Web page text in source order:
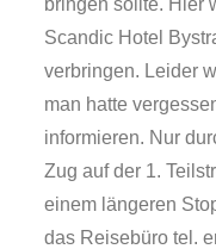
Scandic Hotel
verbringen. Leider
man hatte
informieren. Nur
Zug auf der 1.
einem längeren
das Reisebüro tel.